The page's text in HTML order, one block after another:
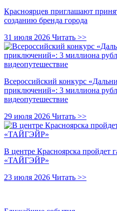
Красноярцев приглашают
созданию бренда города
31 июля 2026 Читать >>
Всероссийский конкурс
приключений»: 3 миллиона
видеопутешествие
29 июля 2026 Читать >>
В центре Красноярска пройдет
«ТАЙГЭЙР»
23 июля 2026 Читать >>